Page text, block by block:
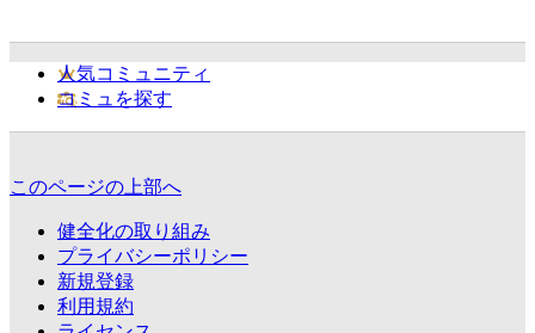
人気コミュニティ
コミュを探す
このページの上部へ
健全化の取り組み
プライバシーポリシー
新規登録
利用規約